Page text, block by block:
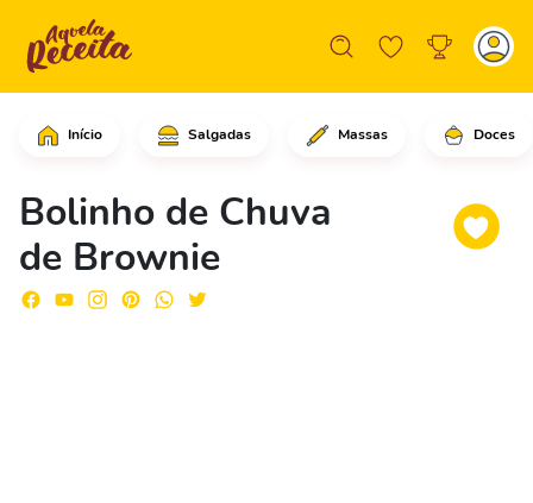
Início Salgadas Massas Doces
Bolinho de Chuva
de Brownie
Comece pegando o brownie com